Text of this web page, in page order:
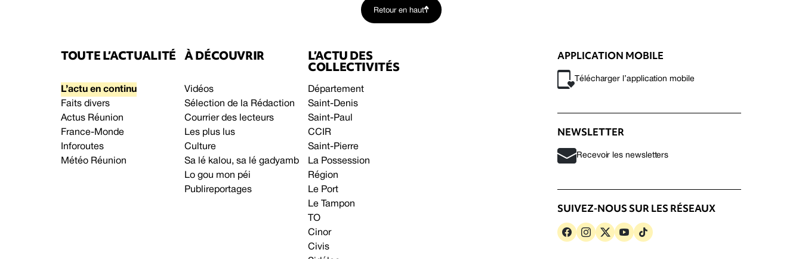
Retour en haut
TOUTE L’ACTUALITÉ
L’actu en continu
Faits divers
Actus Réunion
France-Monde
Inforoutes
Météo Réunion
À DÉCOUVRIR
Vidéos
Sélection de la Rédaction
Courrier des lecteurs
Les plus lus
Culture
Sa lé kalou, sa lé gadyamb
Lo gou mon péi
Publireportages
L’ACTU DES
COLLECTIVITÉS
Département
Saint-Denis
Saint-Paul
CCIR
Saint-Pierre
La Possession
Région
Le Port
Le Tampon
TO
Cinor
Civis
APPLICATION MOBILE
Télécharger l’application mobile
NEWSLETTER
Recevoir les newsletters
SUIVEZ-NOUS SUR LES RÉSEAUX